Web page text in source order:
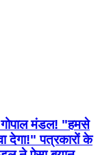
गोपाल मंडल! "हमसे
देगा!" पत्रकारों के